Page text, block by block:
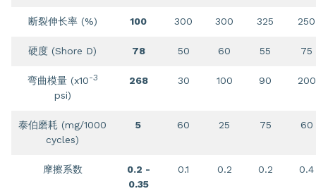
断裂伸长率 (%) 100 300 300 325 250
硬度 (Shore D) 78 50 60 55 75
弯曲模量 (x10-3
psi)
268 30 100 90 200
泰伯磨耗 (mg/1000
cycles)
5 60 25 75 60
摩擦系数
0.2 -
0.35
0.1 0.2 0.2 0.4